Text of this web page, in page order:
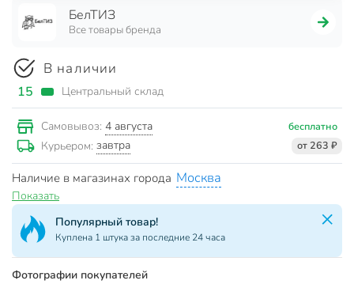
БелТИЗ
Все товары бренда
В наличии
15 Центральный склад
Самовывоз: 4 августа бесплатно
Курьером: завтра от 263 ₽
Наличие в магазинах города Москва
Показать
Популярный товар!
Куплена 1 штука за последние 24 часа
Фотографии покупателей